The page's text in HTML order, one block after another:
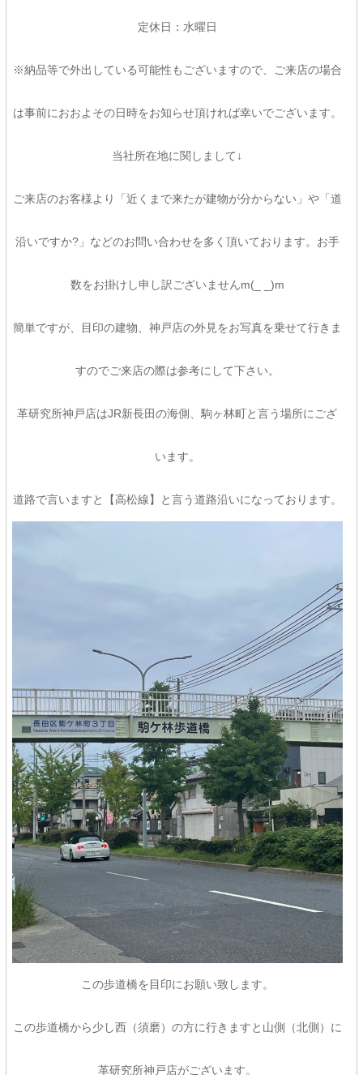
定休日：水曜日
※納品等で外出している可能性もございますので、ご来店の場合
は事前におおよその日時をお知らせ頂ければ幸いでございます。
当社所在地に関しまして↓
ご来店のお客様より「近くまで来たが建物が分からない」や「道
沿いですか?」などのお問い合わせを多く頂いております。お手
数をお掛けし申し訳ございませんm(_ _)m
簡単ですが、目印の建物、神戸店の外見をお写真を乗せて行きま
すのでご来店の際は参考にして下さい。
革研究所神戸店はJR新長田の海側、駒ヶ林町と言う場所にござ
います。
道路で言いますと【高松線】と言う道路沿いになっております。
この歩道橋を目印にお願い致します。
この歩道橋から少し西（須磨）の方に行きますと山側（北側）に
革研究所神戸店がございます。